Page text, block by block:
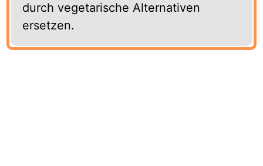
durch vegetarische Alternativen
ersetzen.